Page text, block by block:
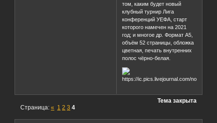
том, каким будет новый
клубный турнир Лига
конференций УЕФА, старт
которого намечен на 2021
год; и многое др. Формат А5,
объём 52 страницы, обложка
цветная, печать внутренних
полос чёрно-белая.
Тема закрыта
Страница:« 1 2 3 4